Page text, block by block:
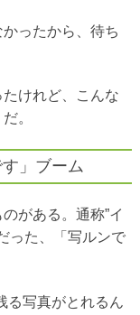
ったから、待ち
けれど、こんな
。
」ブーム
がある。通称”イ
った、「写ルンで
る写真がとれるん